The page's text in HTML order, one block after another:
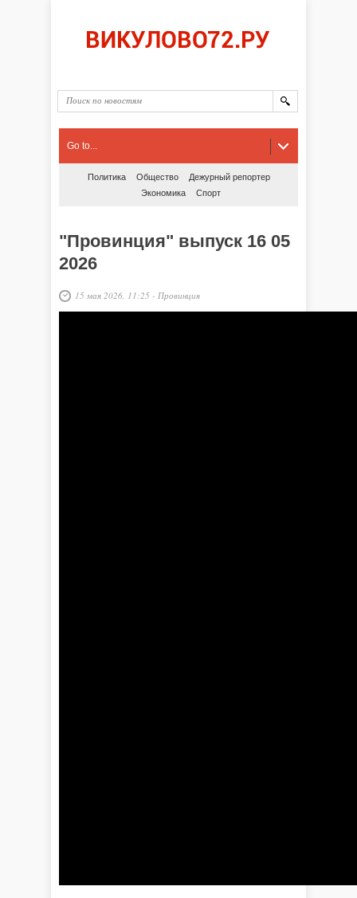
Go to...
Политика Общество
Дежурный репортер
Экономика
Спорт
"Провинция" выпуск 16 05
2026
15 мая 2026, 11:25 - Провинция